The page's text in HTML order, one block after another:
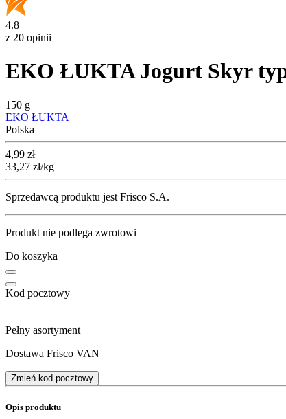
4.8
z 20 opinii
EKO ŁUKTA Jogurt Skyr
150 g
EKO ŁUKTA
Polska
Cena
4,99 zł
33,27 zł/kg
Sprzedawcą produktu jest Frisco S.A.
Produkt nie podlega zwrotowi
Do koszyka
Kod pocztowy
Pełny asortyment
Dostawa Frisco VAN
Zmień kod pocztowy
Opis produktu